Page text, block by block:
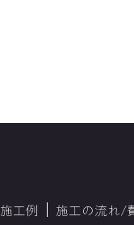
施工例 施工の流れ/